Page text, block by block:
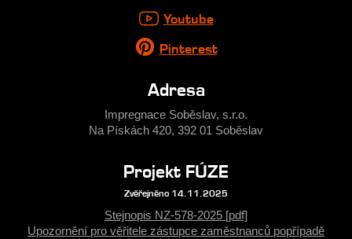
Youtube
Pinterest
Adresa
Impregnace Soběslav, s.r.o.
Na Pískách 420, 392 01 Soběslav
Projekt FÚZE
Zvěřejněno 14.11.2025
Stejnopis NZ-578-2025 [pdf]
Upozornění pro věřitele zástupce zaměstnanců popřípadě